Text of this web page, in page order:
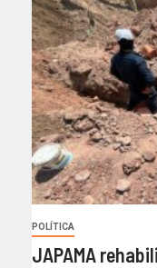
POLÍTICA
JAPAMA